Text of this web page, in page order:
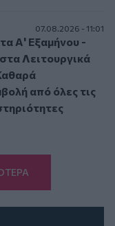
07.08.2026 - 11:01
Α' Εξαμήνου -
Λειτουργικά
από όλες τις